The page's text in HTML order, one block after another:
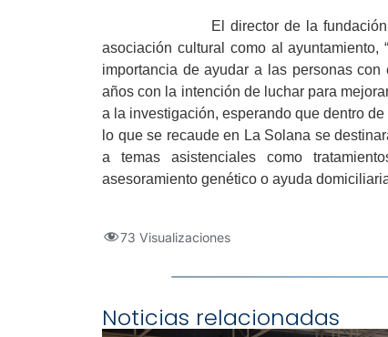
El director de la fundación,
asociación cultural como al ayuntamiento,
importancia de ayudar a las personas
años con la intención de luchar para
a la investigación, esperando que dentro
lo que se recaude en La Solana se
a temas asistenciales como
asesoramiento genético o ayuda
73 Visualizaciones
Noticias relacionadas